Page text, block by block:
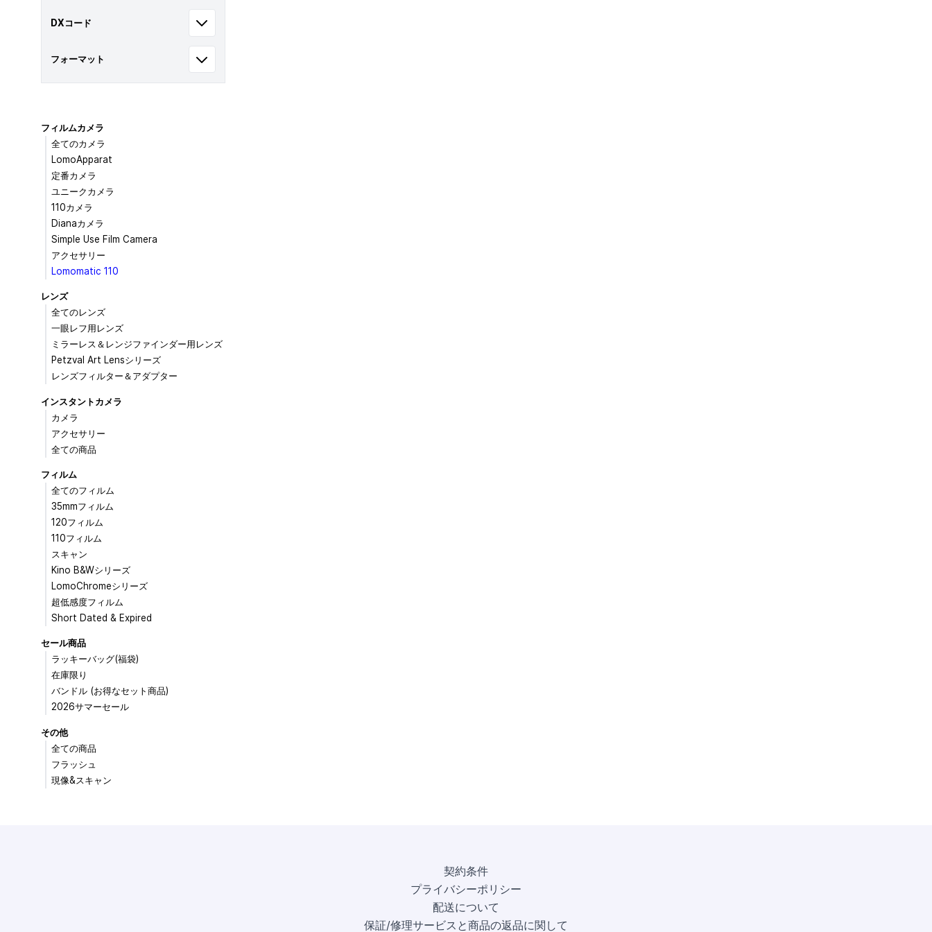
DXコード
フォーマット
フィルムカメラ
全てのカメラ
LomoApparat
定番カメラ
ユニークカメラ
110カメラ
Dianaカメラ
Simple Use Film Camera
アクセサリー
Lomomatic 110
レンズ
全てのレンズ
一眼レフ用レンズ
ミラーレス＆レンジファインダー用レンズ
Petzval Art Lensシリーズ
レンズフィルター＆アダプター
インスタントカメラ
カメラ
アクセサリー
全ての商品
フィルム
全てのフィルム
35mmフィルム
120フィルム
110フィルム
スキャン
Kino B&Wシリーズ
LomoChromeシリーズ
超低感度フィルム
Short Dated & Expired
セール商品
ラッキーバッグ(福袋)
在庫限り
バンドル (お得なセット商品)
2026サマーセール
その他
全ての商品
フラッシュ
現像&スキャン
契約条件
プライバシーポリシー
配送について
保証/修理サービスと商品の返品に関して